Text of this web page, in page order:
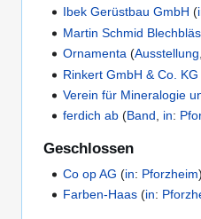
Ibek Gerüstbau GmbH (
Martin Schmid
Ornamenta (Ausstellung,
Rinkert GmbH & Co. KG
Verein für Mineralogie
ferdich ab (Band, in:
Geschlossen
Co op AG (in: Pforzheim)
Farben-Haas (in: